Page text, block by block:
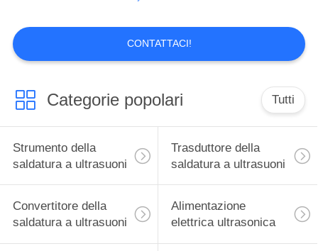
CONTATTACI!
Categorie popolari Tutti
Strumento della
saldatura a ultrasuoni
Trasduttore della
saldatura a ultrasuoni
Convertitore della
saldatura a ultrasuoni
Alimentazione
elettrica ultrasonica